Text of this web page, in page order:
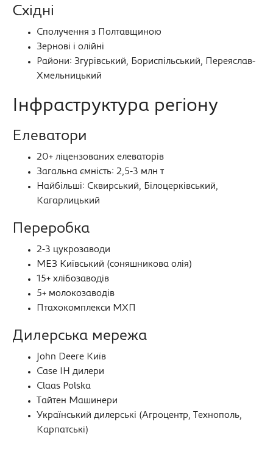
Східні
Сполучення з Полтавщиною
Зернові і олійні
Райони: Згурівський, Бориспільський, Переяслав-
Хмельницький
Інфраструктура регіону
Елеватори
20+ ліцензованих елеваторів
Загальна ємність: 2,5-3 млн т
Найбільші: Сквирський, Білоцерківський,
Кагарлицький
Переробка
2-3 цукрозаводи
МЕЗ Київський (соняшникова олія)
15+ хлібозаводів
5+ молокозаводів
Птахокомплекси МХП
Дилерська мережа
John Deere Київ
Case IH дилери
Claas Polska
Тайтен Машинери
Український дилерські (Агроцентр, Технополь,
Карпатські)